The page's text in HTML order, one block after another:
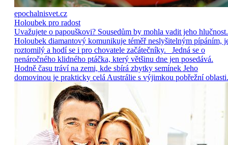
epochalnisvet.cz
Holoubek pro radost
Uvažujete o papouškovi? Sousedům by mohla vadit jeho hlučnost.
Holoubek diamantový komunikuje téměř neslyšitelným pípáním,
roztomilý a hodí se i pro chovatele začátečníky. Jedná se o
nenáročného klidného ptáčka, který většinu dne jen posedává.
Hodně času tráví na zemi, kde sbírá zbytky semínek Jeho
domovinou je prakticky celá Austrálie s výjimkou pobřežní oblasti.